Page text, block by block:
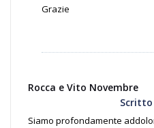
Grazie
Rocca e Vito Novembre
Scritto
Siamo profondamente